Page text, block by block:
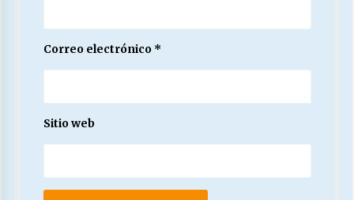
Correo electrónico *
Sitio web